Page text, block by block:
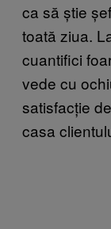
ca să știe
toată ziua.
cuantifici
vede cu
satisfacție
casa